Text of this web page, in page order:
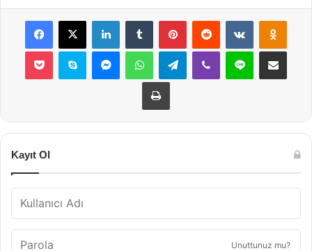
Facebook
X LinkedInTumblr PinterestReddit VKontakte
Pocket Skype MessengerWhatsAppTelegramViber Line E-Posta ile
Yazdır
Kayıt Ol
Unuttunuz mu?